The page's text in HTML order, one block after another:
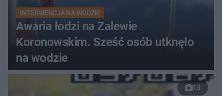
INTERWENCJA NA WODZIE
Awaria łodzi na Zalewie
Koronowskim. Sześć osób utknęło
na wodzie
13